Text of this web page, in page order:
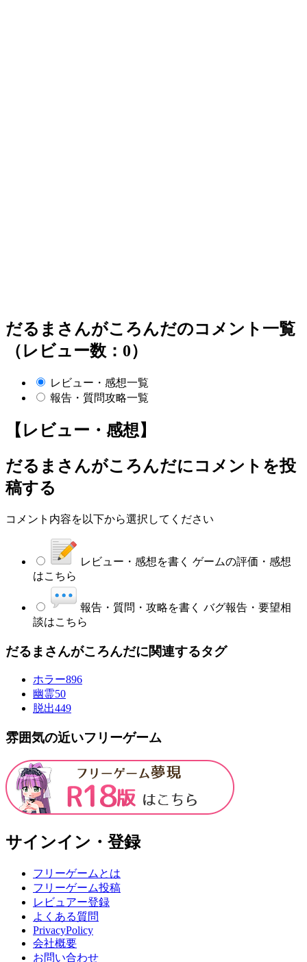
だるまさんがころんだのコメント一覧
（レビュー数：0）
レビュー・感想一覧
報告・質問攻略一覧
【レビュー・感想】
だるまさんがころんだにコメントを投
稿する
コメント内容を以下から選択してください
レビュー・感想を書く ゲームの評価・感想
はこちら
報告・質問・攻略を書く バグ報告・要望相
談はこちら
だるまさんがころんだに関連するタグ
ホラー896
幽霊50
脱出449
雰囲気の近いフリーゲーム
サインイン・登録
フリーゲームとは
フリーゲーム投稿
レビュアー登録
よくある質問
PrivacyPolicy
会社概要
お問い合わせ